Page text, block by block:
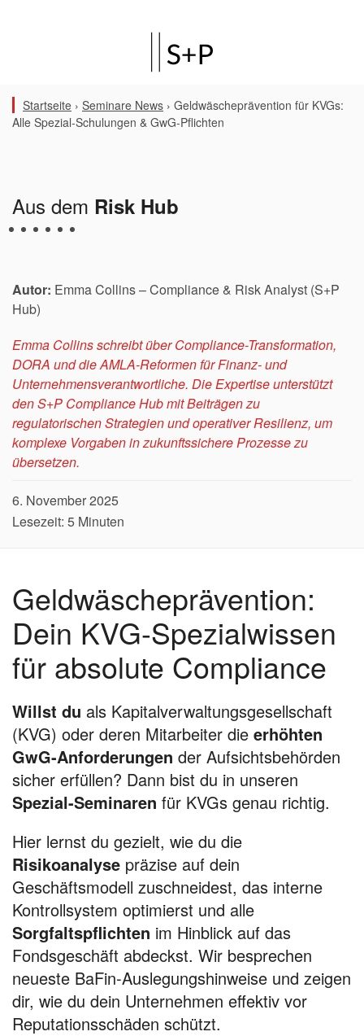
Startseite › Seminare News › Geldwäscheprävention für KVGs:
Alle Spezial-Schulungen & GwG-Pflichten
Aus dem Risk Hub
Autor: Emma Collins– Compliance & Risk Analyst (S+P
Hub)
Emma Collinsschreibt über Compliance-Transformation,
DORA und die AMLA-Reformen für Finanz- und
Unternehmensverantwortliche. Die Expertise unterstützt
den S+P Compliance Hub mit Beiträgen zu
regulatorischen Strategien und operativer Resilienz, um
komplexe Vorgaben in zukunftssichere Prozesse zu
übersetzen.
6. November 2025
Lesezeit: 5 Minuten
Geldwäscheprävention:
Dein KVG-Spezialwissen
für absolute Compliance
Willst du als Kapitalverwaltungsgesellschaft
(KVG) oder deren Mitarbeiter die erhöhten
GwG-Anforderungen der Aufsichtsbehörden
sicher erfüllen? Dann bist du in unseren
Spezial-Seminaren für KVGs genau richtig.
Hier lernst du gezielt, wie du die
Risikoanalyse präzise auf dein
Geschäftsmodell zuschneidest, das interne
Kontrollsystem optimierst und alle
Sorgfaltspflichten im Hinblick auf das
Fondsgeschäft abdeckst. Wir besprechen
neueste BaFin-Auslegungshinweise und zeigen
dir, wie du dein Unternehmen effektiv vor
Reputationsschäden schützt.